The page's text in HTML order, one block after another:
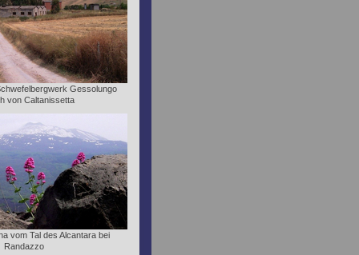
Gessolungo
von Caltanissetta
vom Tal des Alcantara bei
Randazzo